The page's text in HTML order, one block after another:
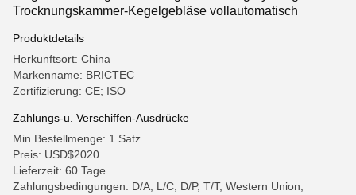
Trocknungskammer-Kegelgebläse vollautomatisch
Produktdetails
Herkunftsort: China
Markenname: BRICTEC
Zertifizierung: CE; ISO
Zahlungs-u. Verschiffen-Ausdrücke
Min Bestellmenge: 1 Satz
Preis: USD$2020
Lieferzeit: 60 Tage
Zahlungsbedingungen: D/A, L/C, D/P, T/T, Western Union,